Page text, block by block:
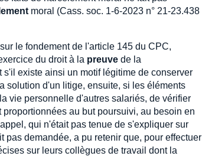
moral (Cass. soc. 1-6-2023 n° 21-23.438
le fondement de l'article 145 du CPC,
du droit à la preuve de la
existe ainsi un motif légitime de conserver
solution d'un litige, ensuite, si les éléments
vie personnelle d'autres salariés, de vérifier
au but poursuivi, au besoin en
qui n'était pas tenue de s'expliquer sur
pas demandée, a pu retenir que, pour effectuer
sur leurs collègues de travail dont la